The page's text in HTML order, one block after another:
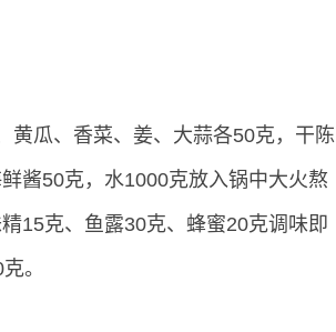
黄瓜、香菜、姜、大蒜各50克，干陈
酱50克，水1000克放入锅中大火熬
15克、鱼露30克、蜂蜜20克调味即
。